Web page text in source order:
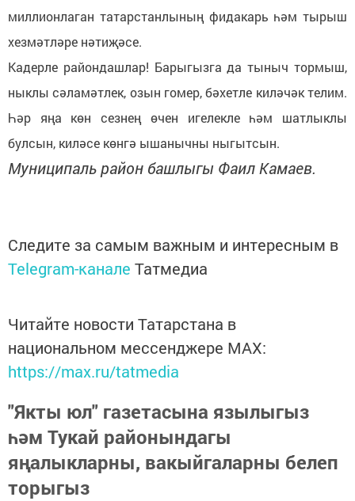
миллионлаган татарстанлының фидакарь һәм тырыш
хезмәтләре нәтиҗәсе.
Кадерле райондашлар! Барыгызга да тыныч тормыш,
ныклы сәламәтлек, озын гомер, бәхетле киләчәк телим.
Һәр яңа көн сезнең өчен игелекле һәм шатлыклы
булсын, киләсе көнгә ышанычны ныгытсын.
Муниципаль район башлыгы Фаил Камаев.
Следите за самым важным и интересным в
Telegram-канале Татмедиа
Читайте новости Татарстана в
национальном мессенджере MАХ:
https://max.ru/tatmedia
"Якты юл" газетасына язылыгыз
һәм Тукай районындагы
яңалыкларны, вакыйгаларны белеп
торыгыз